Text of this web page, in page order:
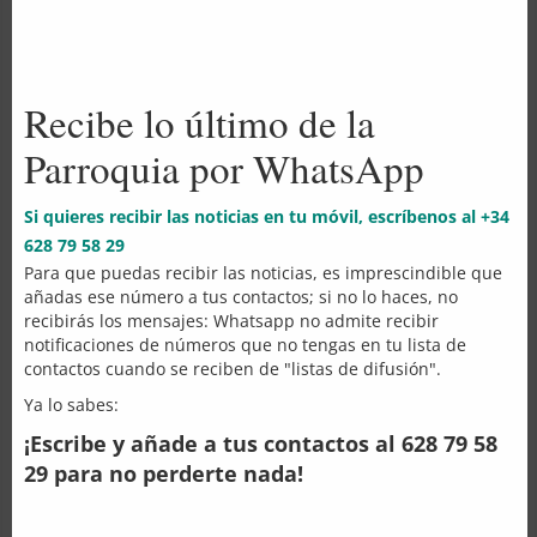
Recibe lo último de la
Parroquia por WhatsApp
Si quieres recibir las noticias en tu móvil, escríbenos al +34
628 79 58 29
Para que puedas recibir las noticias, es imprescindible que
añadas ese número a tus contactos; si no lo haces, no
recibirás los mensajes: Whatsapp no admite recibir
notificaciones de números que no tengas en tu lista de
contactos cuando se reciben de "listas de difusión".
Ya lo sabes:
¡Escribe y añade a tus contactos al 628 79 58
29 para no perderte nada!